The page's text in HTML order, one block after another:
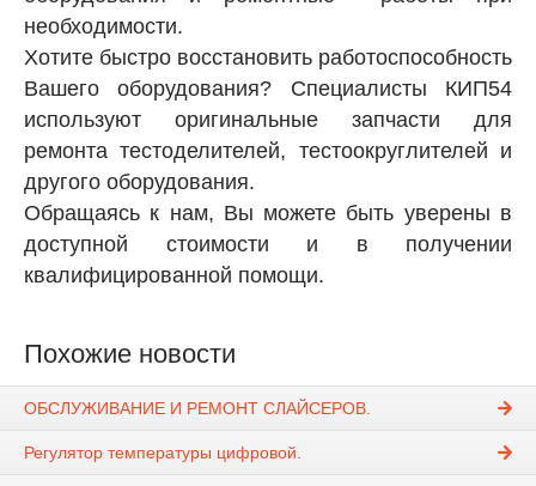
необходимости.
Хотите быстро восстановить работоспособность
Вашего оборудования? Специалисты КИП54
используют оригинальные запчасти для
ремонта тестоделителей, тестоокруглителей и
другого оборудования.
Обращаясь к нам, Вы можете быть уверены в
доступной стоимости и в получении
квалифицированной помощи.
Похожие новости
ОБСЛУЖИВАНИЕ И РЕМОНТ СЛАЙСЕРОВ.
Регулятор температуры цифровой.